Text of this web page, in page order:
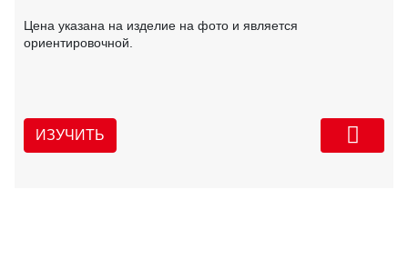
Цена указана на изделие на фото и является
ориентировочной.
ИЗУЧИТЬ